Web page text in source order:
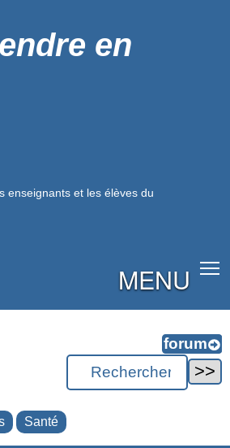
en
enseignants et les élèves du
MENU
Santé